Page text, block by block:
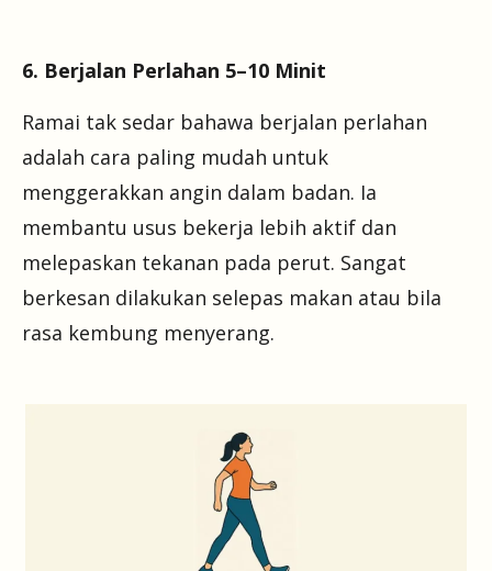
6. Berjalan Perlahan 5–10 Minit
Ramai tak sedar bahawa berjalan perlahan
adalah cara paling mudah untuk
menggerakkan angin dalam badan. Ia
membantu usus bekerja lebih aktif dan
melepaskan tekanan pada perut. Sangat
berkesan dilakukan selepas makan atau bila
rasa kembung menyerang.